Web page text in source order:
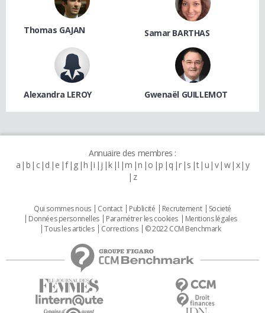
Thomas GAJAN Samar BARTHAS
Alexandra LEROY Gwenaël GUILLEMOT
Annuaire des membres :
a b c d e f g h i j k l m n o p q r s t u v w x y
z
Qui sommes nous Contact Publicité Recrutement
Societé
Données personnelles
Paramétrer les cookies
Mentions légales
Tous les articles
Corrections © 2022 CCM Benchmark